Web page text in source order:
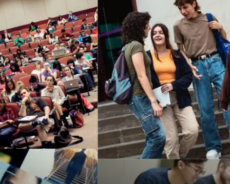
Tarım & Hayvancılık Cam
Şile bezi Restaurant